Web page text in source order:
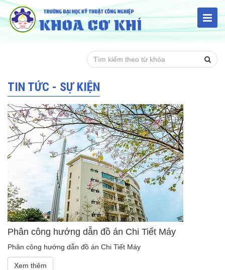
TIN TỨC - SỰ KIỆN
Phân công hướng dẫn đồ án Chi Tiết Máy
Phân công hướng dẫn đồ án Chi Tiết Máy
Xem thêm